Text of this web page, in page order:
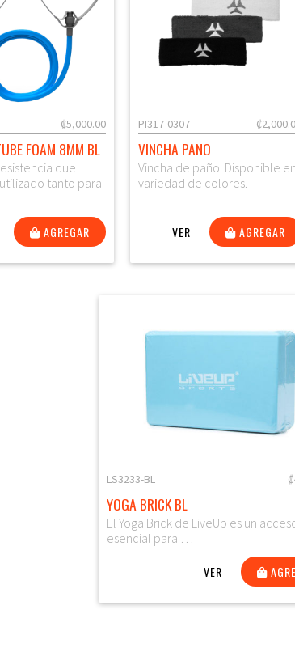
₡5,000.00
FOAM 8MM BL
que
tanto para
AGREGAR
PI317-0307
VINCHA PANO
Vincha de paño. Disponible en
variedad de colores.
VER AGREGAR
LS3233-BL
YOGA BRICK BL
El Yoga Brick de LiveUp es un
esencial para …
VER